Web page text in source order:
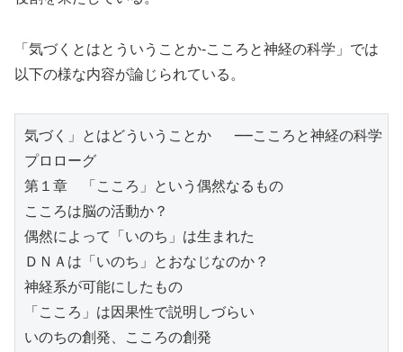
「気づくとはとういうことか-こころと神経の科学」では
以下の様な内容が論じられている。
気づく」とはどういうことか　 ──こころと神経の科学
プロローグ
第１章　「こころ」という偶然なるもの
こころは脳の活動か？
偶然によって「いのち」は生まれた
ＤＮＡは「いのち」とおなじなのか？
神経系が可能にしたもの
「こころ」は因果性で説明しづらい
いのちの創発、こころの創発